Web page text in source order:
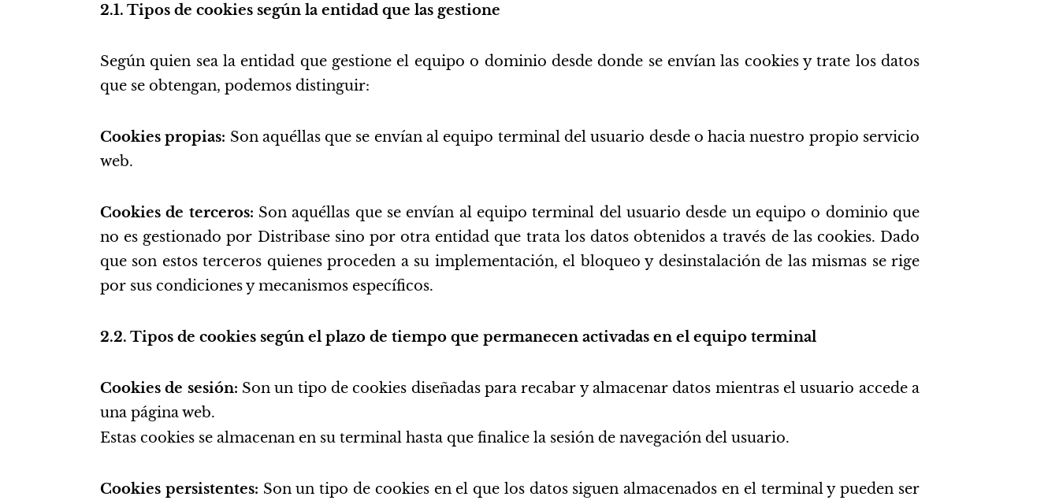
2.1. Tipos de cookies según la entidad que las gestione
Según quien sea la entidad que gestione el equipo o dominio desde donde se envían las cookies y trate los datos
que se obtengan, podemos distinguir:
Cookies propias: Son aquéllas que se envían al equipo terminal del usuario desde o hacia nuestro propio servicio
web.
Cookies de terceros: Son aquéllas que se envían al equipo terminal del usuario desde un equipo o dominio que
no es gestionado por Distribase sino por otra entidad que trata los datos obtenidos a través de las cookies. Dado
que son estos terceros quienes proceden a su implementación, el bloqueo y desinstalación de las mismas se rige
por sus condiciones y mecanismos específicos.
2.2. Tipos de cookies según el plazo de tiempo que permanecen activadas en el equipo terminal
Cookies de sesión: Son un tipo de cookies diseñadas para recabar y almacenar datos mientras el usuario accede a
una página web.
Estas cookies se almacenan en su terminal hasta que finalice la sesión de navegación del usuario.
Cookies persistentes: Son un tipo de cookies en el que los datos siguen almacenados en el terminal y pueden ser